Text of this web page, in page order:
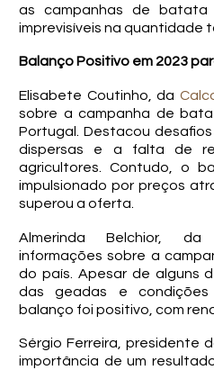
as campanhas de batata
imprevisíveis na quantidade
Balanço Positivo em 2023
Elisabete Coutinho, da
sobre a campanha de
Portugal. Destacou
dispersas e a falta de
agricultores. Contudo, o
impulsionado por preços
superou a oferta.
Almerinda Belchior, da
informações sobre a
do país. Apesar de alguns
das geadas e condições
balanço foi positivo, com
Sérgio Ferreira, presidente
importância de um